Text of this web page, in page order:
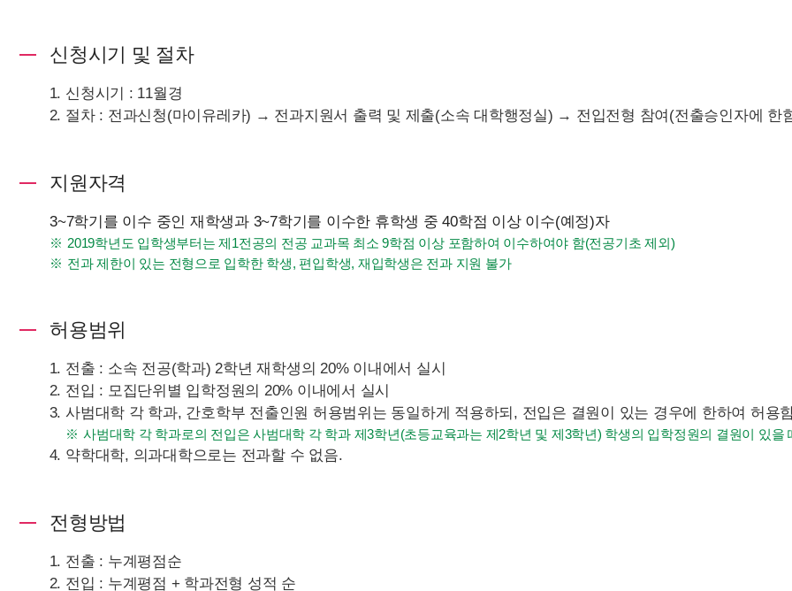
신청시기 및 절차
신청시기 : 11월경
절차 : 전과신청(마이유레카) → 전과지원서 출력 및 제출(소속 대학행정실) → 전입전형 참여(전출승인자에 한
지원자격
3~7학기를 이수 중인 재학생과 3~7학기를 이수한 휴학생 중 40학점 이상 이수(예정)자
2019학년도 입학생부터는 제1전공의 전공 교과목 최소 9학점 이상 포함하여 이수하여야 함(전공기초 제외)
전과 제한이 있는 전형으로 입학한 학생, 편입학생, 재입학생은 전과 지원 불가
허용범위
전출 : 소속 전공(학과) 2학년 재학생의 20% 이내에서 실시
전입 : 모집단위별 입학정원의 20% 이내에서 실시
사범대학 각 학과, 간호학부 전출인원 허용범위는 동일하게 적용하되, 전입은 결원이 있는 경우에 한하여 허용
사범대학 각 학과로의 전입은 사범대학 각 학과 제3학년(초등교육과는 제2학년 및 제3학년) 학생의 입학정원의 결원이 있을
약학대학, 의과대학으로는 전과할 수 없음.
전형방법
전출 : 누계평점순
전입 : 누계평점 + 학과전형 성적 순